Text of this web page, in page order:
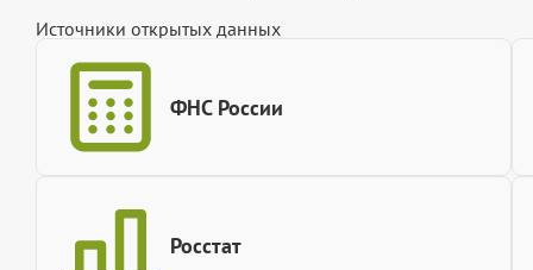
Источники открытых данных
ФНС России
Росстат